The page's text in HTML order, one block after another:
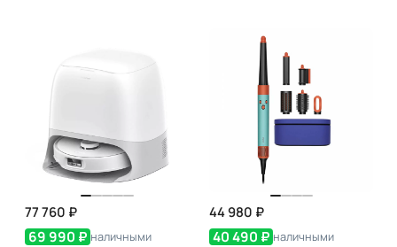
77 760 ₽
69 990 ₽ наличными
44 980 ₽
40 490 ₽ наличными